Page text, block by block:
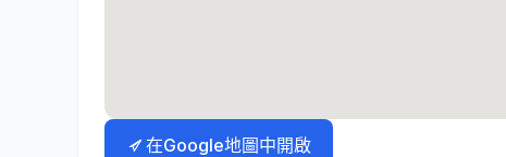
在Google地圖中開啟